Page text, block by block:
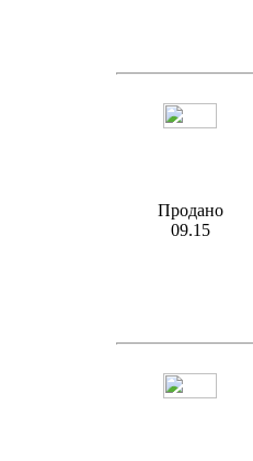
Продано
09.15